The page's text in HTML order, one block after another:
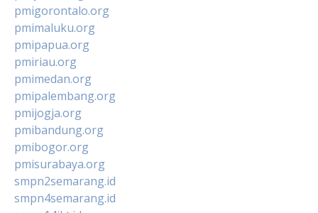
pmigorontalo.org
pmimaluku.org
pmipapua.org
pmiriau.org
pmimedan.org
pmipalembang.org
pmijogja.org
pmibandung.org
pmibogor.org
pmisurabaya.org
smpn2semarang.id
smpn4semarang.id